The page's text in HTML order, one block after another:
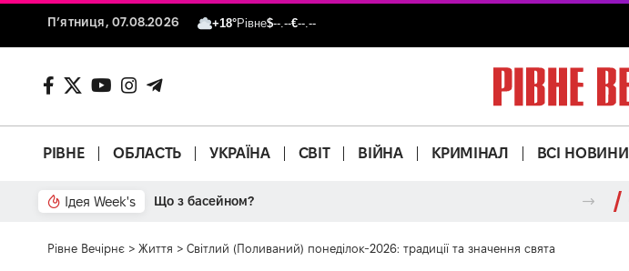
П’ятниця, 07.08.2026 +18°Рівне$--.--€--.--
РІВНЕ ОБЛАСТЬ УКРАЇНА СВІТ ВІЙНА КРИМІНАЛ ВСІ НОВИНИ
Ідея Week's Що з басейном?
Рівне Вечірнє > Життя > Світлий (Поливаний) понеділок-2026: традиції та значення свята